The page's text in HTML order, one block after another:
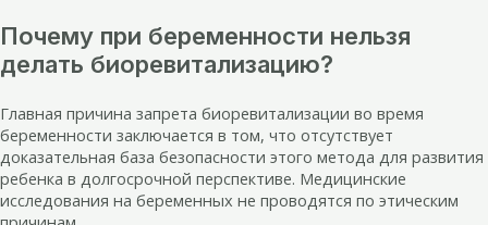
Почему при беременности нельзя
делать биоревитализацию?
Главная причина запрета биоревитализации во время
беременности заключается в том, что отсутствует
доказательная база безопасности этого метода для развития
ребенка в долгосрочной перспективе. Медицинские
исследования на беременных не проводятся по этическим